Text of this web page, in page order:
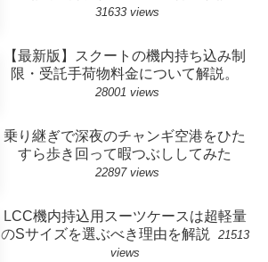
31633 views
【最新版】スクートの機内持ち込み制
限・受託手荷物料金について解説。
28001 views
乗り継ぎで深夜のチャンギ空港をひた
すら歩き回って暇つぶししてみた
22897 views
LCC機内持込用スーツケースは超軽量
のSサイズを選ぶべき理由を解説
21513
views